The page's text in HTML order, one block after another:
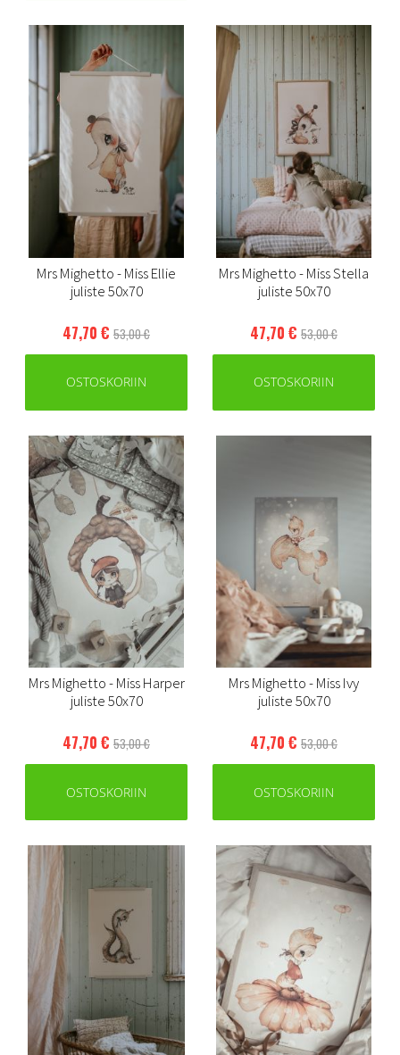
Mrs Mighetto - Miss Ellie
juliste 50x70
47,70 € 53,00 €
OSTOSKORIIN
Mrs Mighetto - Miss Stella
juliste 50x70
47,70 € 53,00 €
OSTOSKORIIN
Mrs Mighetto - Miss Harper
juliste 50x70
47,70 € 53,00 €
OSTOSKORIIN
Mrs Mighetto - Miss Ivy
juliste 50x70
47,70 € 53,00 €
OSTOSKORIIN